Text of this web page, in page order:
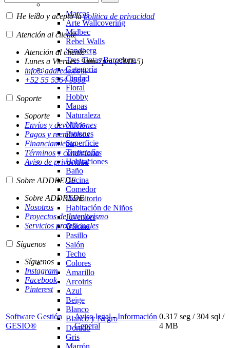
Marcas
Arte Wallcovering
Midbec
Rebel Walls
Sandberg
Tres Tintas Barcelona
Categoría
Ciudad
Floral
Hobby
Mapas
Naturaleza
Niños
Patrones
Superficie
Tipografía
Habitaciones
Baño
Cocina
Comedor
Dormitorio
Habitación de Niños
Juveniles
Oficina
Pasillo
Salón
Techo
Colores
Amarillo
Arcoiris
Azul
Beige
Blanco
Blanco y Negro
Dorado
Gris
Marrón
He leído y acepto lapolítica de privacidad
Atención al cliente
Atención al cliente
Lunes a Viernes: 9am-7pm (GMT-5)
info@addrede.com
+52 55 5564 9555
Soporte
Soporte
Envíos y devoluciones
Pagos y reembolsos
Financiamiento
Términos y condiciones
Aviso de privacidad
Sobre ADDREDE
Sobre ADDREDE
Nosotros
Proyectos de Interiorismo
Servicios profesionales
Síguenos
Síguenos
Instagram
Facebook
Pinterest
Software Gestión
GESIO®
Aviso legal-Información
General
0.317 seg /304 sql /
4 MB